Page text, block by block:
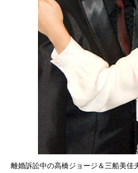
離婚訴訟中の高橋ジョージ＆三船美